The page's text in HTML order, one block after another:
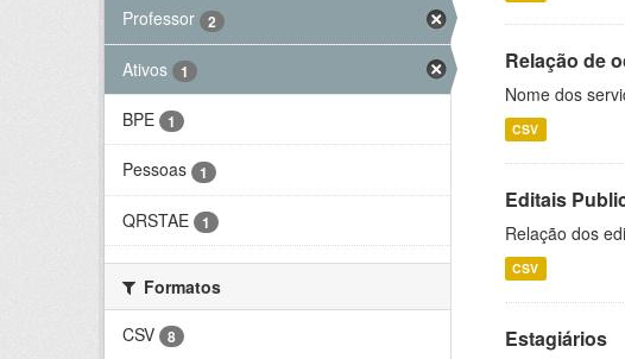
Professor 2
Ativos 1
BPE 1
Pessoas 1
QRSTAE 1
Formatos
CSV
8
Relação de
Nome dos
CSV
Editais
Relação dos
CSV
Estagiários